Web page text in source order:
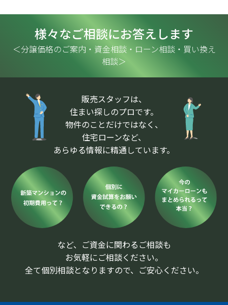
様々なご相談にお答えします
＜分譲価格のご案内・資金相談・ローン相談・買い換え
相談＞
販売スタッフは、
住まい探しのプロです。
物件のことだけではなく、
住宅ローンなど、
あらゆる情報に精通しています。
など、ご資金に関わるご相談も
お気軽にご相談ください。
全て個別相談となりますので、ご安心ください。